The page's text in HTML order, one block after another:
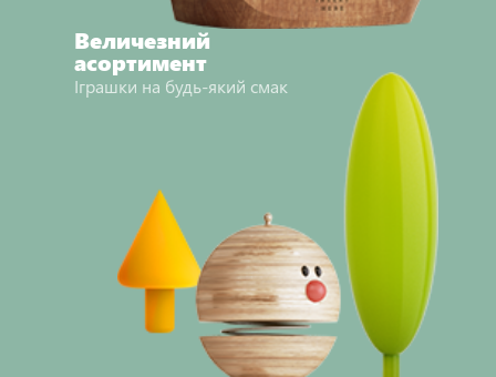
Величезний
асортимент
Іграшки на будь-який смак